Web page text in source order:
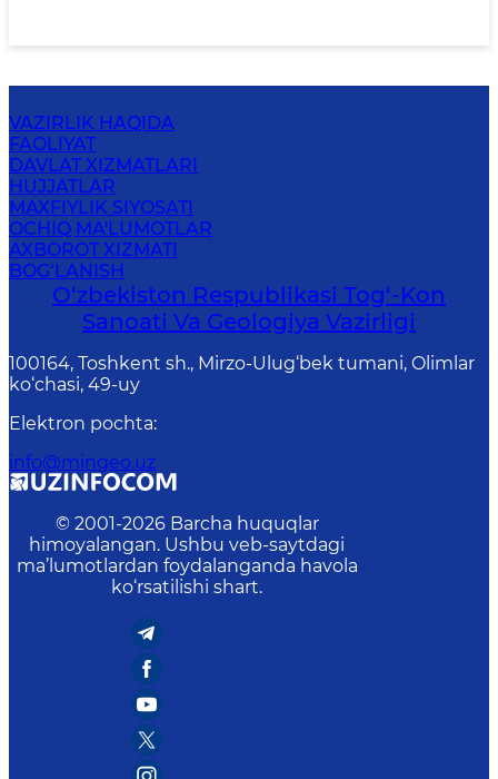
VAZIRLIK HAQIDA
FAOLIYAT
DAVLAT XIZMATLARI
HUJJATLAR
MAXFIYLIK SIYOSATI
OCHIQ MA'LUMOTLAR
AXBOROT XIZMATI
BOG‘LANISH
O‘zbekiston Respublikasi Tog‘-Kon
Sanoati Va Geologiya Vazirligi
100164, Toshkent sh., Mirzo-Ulug‘bek tumani, Olimlar
ko‘chasi, 49-uy
Elektron pochta:
info@mingeo.uz
© 2001-2026 Barcha huquqlar
himoyalangan. Ushbu veb-saytdagi
ma’lumotlardan foydalanganda havola
ko‘rsatilishi shart.